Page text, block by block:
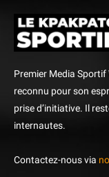
Premier Media Sportif
reconnu pour son
prise d’initiative. Il
internautes.
Contactez-nous via